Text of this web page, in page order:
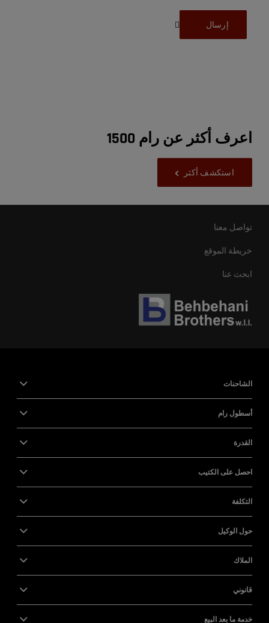
اعرف أكثر عن رام 1500
استكشف أكثر
تواصل معنا
خريطة الموقع
ابحث عنا
الشاحنات
أسطول رام
القدرة
احصل على الكتيب
التكلفة
حول الوكيل
الملاك
قانوني
خدمة ما بعد البيع